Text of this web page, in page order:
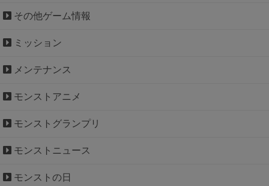
その他ゲーム情報
ミッション
メンテナンス
モンストアニメ
モンストグランプリ
モンストニュース
モンストの日